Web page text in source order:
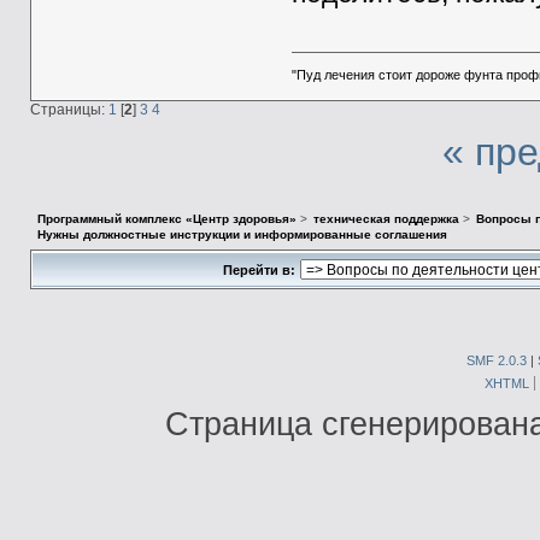
"Пуд лечения стоит дороже фунта
Страницы: 1 [2] 3 4
«
Программный комплекс «Центр здоровья» > техническая поддержка > Вопросы
Нужны должностные инструкции и информированные соглашения
Перейти в:
SMF 2.0.3|
XHTML
Страница